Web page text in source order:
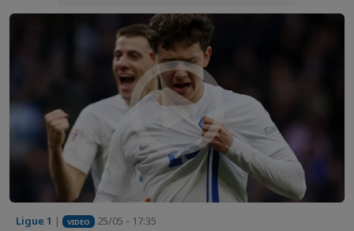
Ligue 1 | VIDEO 25/05 - 17:35